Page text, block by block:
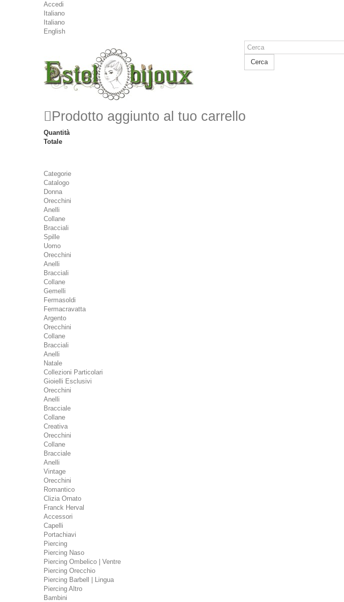
Accedi
Italiano
Italiano
English
Cerca
Prodotto aggiunto al tuo carrello
Quantità
Totale
Categorie
Catalogo
Donna
Orecchini
Anelli
Collane
Bracciali
Spille
Uomo
Orecchini
Anelli
Bracciali
Collane
Gemelli
Fermasoldi
Fermacravatta
Argento
Orecchini
Collane
Bracciali
Anelli
Natale
Collezioni Particolari
Gioielli Esclusivi
Orecchini
Anelli
Bracciale
Collane
Creativa
Orecchini
Collane
Bracciale
Anelli
Vintage
Orecchini
Romantico
Clizia Ornato
Franck Herval
Accessori
Capelli
Portachiavi
Piercing
Piercing Naso
Piercing Ombelico | Ventre
Piercing Orecchio
Piercing Barbell | Lingua
Piercing Altro
Bambini